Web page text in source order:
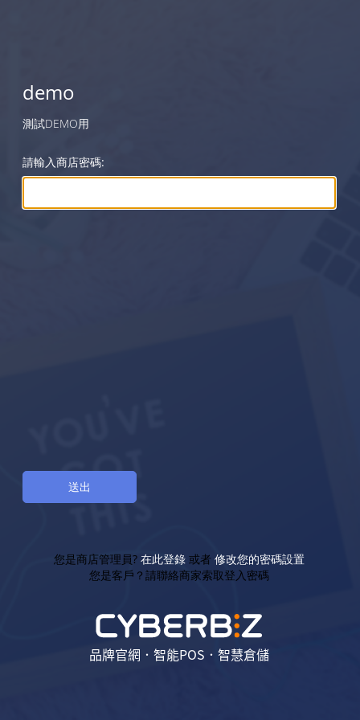
demo
測試DEMO用
請輸入商店密碼:
您是商店管理員? 在此登錄 或者 修改您的密碼設置
您是客戶？請聯絡商家索取登入密碼